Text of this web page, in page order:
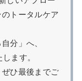
トータルケア
分」へ、
ます。
ひ最後までご